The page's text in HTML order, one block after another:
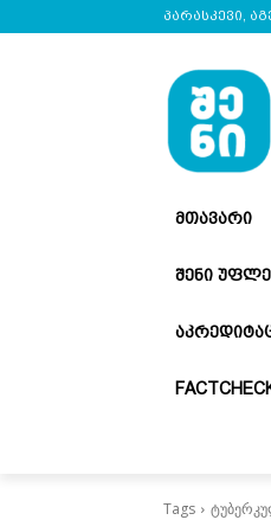
პარასკევი,
ᲛᲗᲐᲕᲐᲠᲘ
ᲨᲔᲜᲘ
Tags